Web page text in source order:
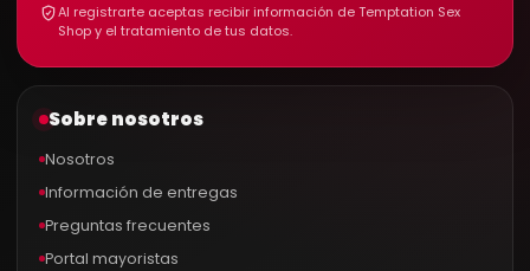
Al registrarte aceptas recibir información de Temptation Sex
Shop y el tratamiento de tus datos.
Sobre nosotros
Nosotros
Información de entregas
Preguntas frecuentes
Portal mayoristas